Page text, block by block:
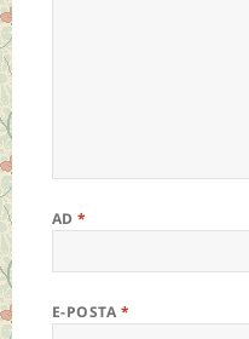
AD*
E-POSTA *